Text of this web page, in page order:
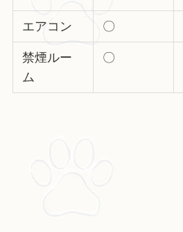
エアコン 〇
禁煙ルー
ム
〇